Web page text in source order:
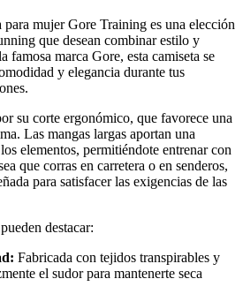
para mujer Gore Training es una elección
que desean combinar estilo y
famosa marca Gore, esta camiseta se
y elegancia durante tus
su corte ergonómico, que favorece una
Las mangas largas aportan una
elementos, permitiéndote entrenar con
que corras en carretera o en senderos,
para satisfacer las exigencias de las
destacar:
Fabricada con tejidos transpirables y
el sudor para mantenerte seca